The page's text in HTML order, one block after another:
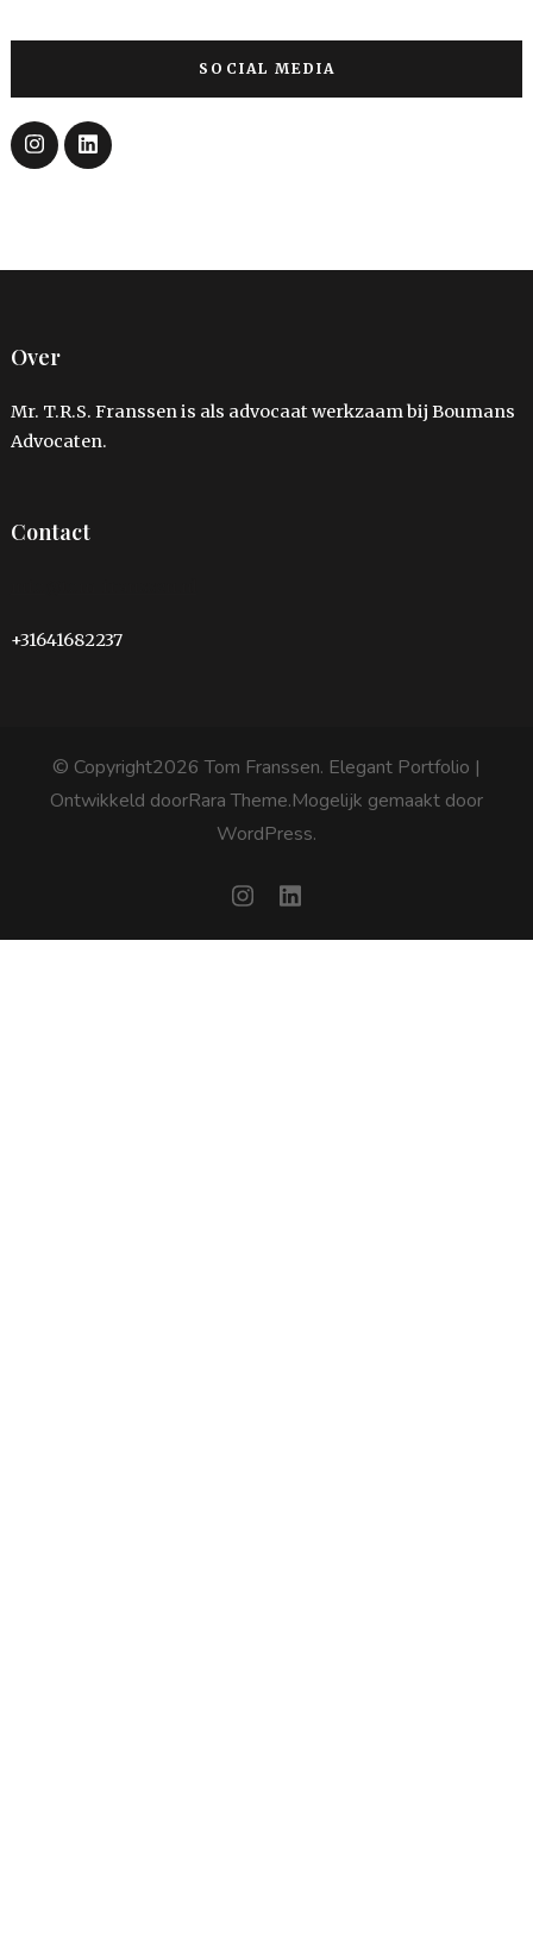
SOCIAL MEDIA
Over
Mr. T.R.S. Franssen is als advocaat werkzaam bij Boumans
Advocaten.
Contact
+31641682237
© Copyright2026Tom Franssen. Elegant Portfolio |
Ontwikkeld doorRara Theme.Mogelijk gemaakt door
WordPress.